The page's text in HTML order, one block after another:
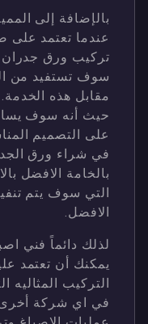
بالإضافة إلى
عندما تعتمد على
تركيب ورق جدران
سوف تستفيد من
مقابل هذه الخدمة.
حيث أنه سوف
على التصميم
في شراء ورق
بالخامة الافضل
التي سوف يتم
الافضل.
لذلك دائماً فني
يمكنك أن تعتمد
التركيب
في اي شركة